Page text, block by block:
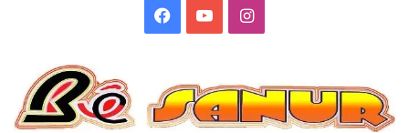
Facebook
YouTubeInstagram